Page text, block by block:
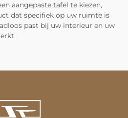
aangepaste tafel te kiezen,
dat specifiek op uw ruimte is
past bij uw interieur en uw